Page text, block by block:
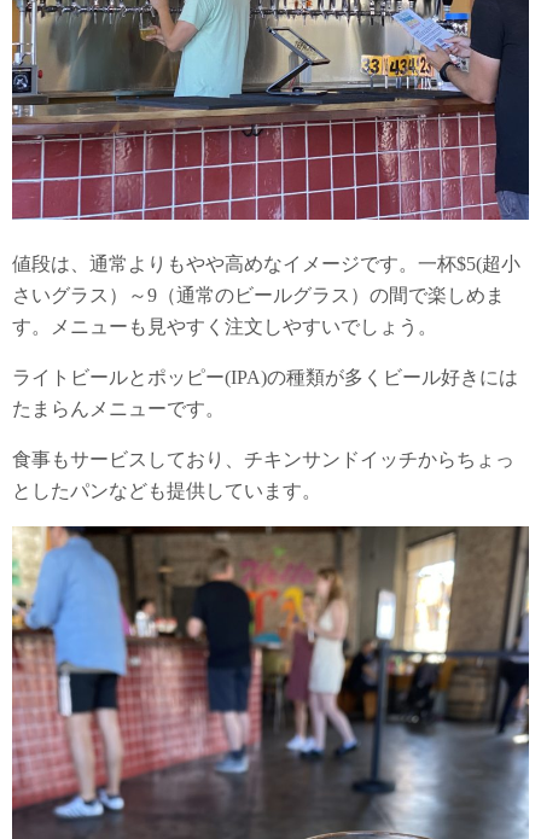
値段は、通常よりもやや高めなイメージです。一杯$5(超小
さいグラス）～9（通常のビールグラス）の間で楽しめま
す。メニューも見やすく注文しやすいでしょう。
ライトビールとポッピー(IPA)の種類が多くビール好きには
たまらんメニューです。
食事もサービスしており、チキンサンドイッチからちょっ
としたパンなども提供しています。